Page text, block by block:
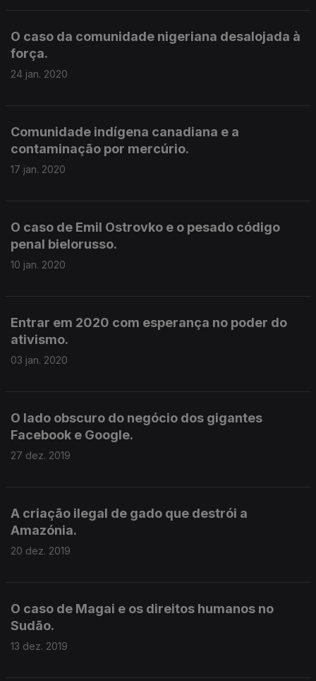
O caso da comunidade nigeriana desalojada à
força.
24 jan. 2020
Comunidade indígena canadiana e a
contaminação por mercúrio.
17 jan. 2020
O caso de Emil Ostrovko e o pesado código
penal bielorusso.
10 jan. 2020
Entrar em 2020 com esperança no poder do
ativismo.
03 jan. 2020
O lado obscuro do negócio dos gigantes
Facebook e Google.
27 dez. 2019
A criação ilegal de gado que destrói a
Amazónia.
20 dez. 2019
O caso de Magai e os direitos humanos no
Sudão.
13 dez. 2019